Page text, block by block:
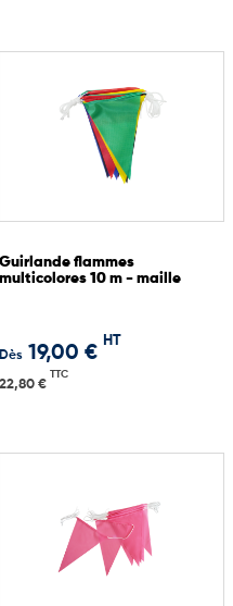
solution économique et
grande échelle.
Guirlande flammes
multicolores 10 m - maille
Dès 19,00 €
HT
22,80 €
TTC